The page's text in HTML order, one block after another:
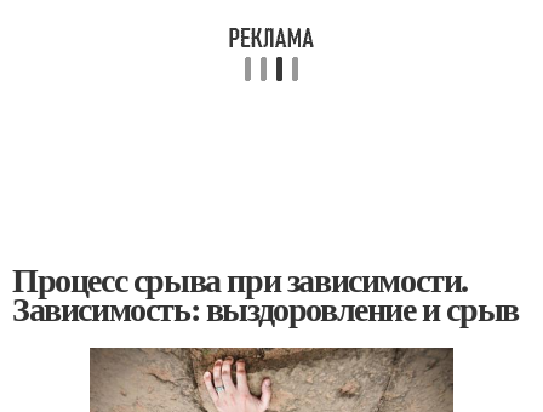
Процесс срыва при зависимости.
Зависимость: выздоровление и срыв